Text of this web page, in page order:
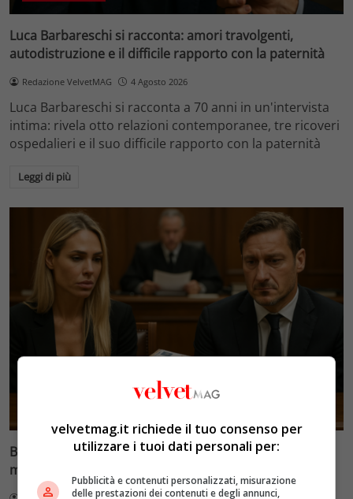
Luca Barbareschi si racconta: amori travolgenti,
autodistruzione e il difficile rapporto con la paternità
Redazione VelvetMAG 4 Agosto 2026
Luca Barbareschi si racconta a 70 anni in un'intervista
intima: rivela otto relazioni contemporanee, tre ricoveri
ospedalieri e il suo difficile rapporto con la paternità
Leggi di più
Blasi vs Totti: il giudice riduce l’assegno di
mantenimento a 10.900 euro
velvetmag.it richiede il tuo consenso per
utilizzare i tuoi dati personali per:
Pubblicità e contenuti personalizzati, misurazione
delle prestazioni dei contenuti e degli annunci,